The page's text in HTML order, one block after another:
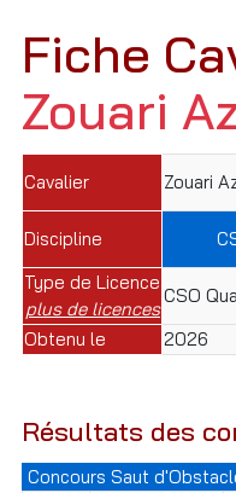
Fiche
Zouari
Cavalier Zouari
Discipline
Type de Licence
plus de licences
CSO
Obtenu le
2026
Résultats des
Concours Saut